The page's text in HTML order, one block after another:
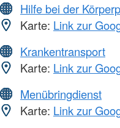
Hilfe bei der
Karte: Link zur
Krankentransport
Karte: Link zur
Menübringdienst
Karte: Link zur